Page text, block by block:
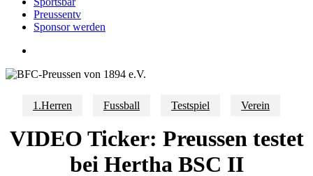
Preussentv
Sponsor werden
1.Herren Fussball Testspiel Verein
VIDEO Ticker: Preussen testet
bei Hertha BSC II